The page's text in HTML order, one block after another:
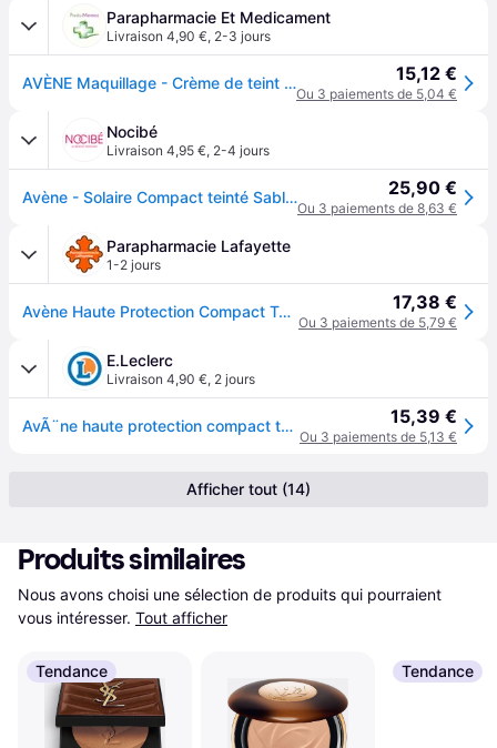
Parapharmacie Et Medicament
Livraison 4,90 €, 2-3 jours
AVÈNE Maquillage - Crème de teint solaire compact sable SPF50 poudrier 10 g 15,12 €
Ou 3 paiements de 5,04 €
Nocibé
Livraison 4,95 €, 2-4 jours
Avène - Solaire Compact teinté Sable SPF 50 Fond de teint 10 ml unisex 25,90 €
Ou 3 paiements de 8,63 €
Parapharmacie Lafayette
1-2 jours
Avène Haute Protection Compact Teinté Peaux Intolérantes SPF50 10 g - Teinte : Sable 17,38 €
Ou 3 paiements de 5,79 €
E.Leclerc
Livraison 4,90 €, 2 jours
AvÃ¨ne haute protection compact teintÃ© Sable SPF 50 10g 15,39 €
Ou 3 paiements de 5,13 €
Afficher tout (14)
Produits similaires
Nous avons choisi une sélection de produits qui pourraient
vous intéresser. Tout afficher
Tendance Tendance